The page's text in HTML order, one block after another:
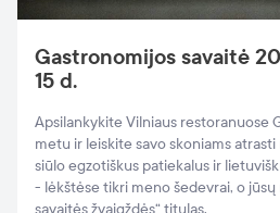
Gastronomijos savaitė
15 d.
Apsilankykite Vilniaus restoranuose
metu ir leiskite savo skoniams
siūlo egzotiškus patiekalus ir
- lėkštėse tikri meno šedevrai, o
savaitės žvaigždės“ titulas.